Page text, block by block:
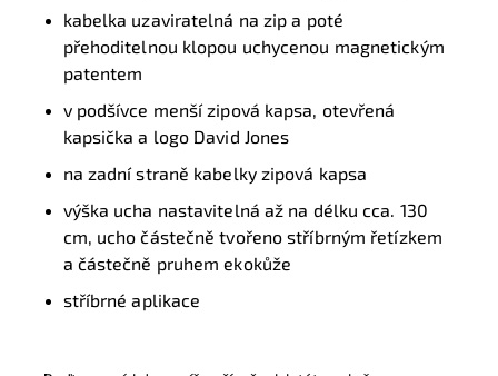
kabelka uzaviratelná na zip a poté
přehoditelnou klopou uchycenou magnetickým
patentem
v podšívce menší zipová kapsa, otevřená
kapsička a logo David Jones
na zadní straně kabelky zipová kapsa
výška ucha nastavitelná až na délku cca. 130
cm, ucho částečně tvořeno stříbrným řetízkem
a částečně pruhem ekokůže
stříbrné aplikace